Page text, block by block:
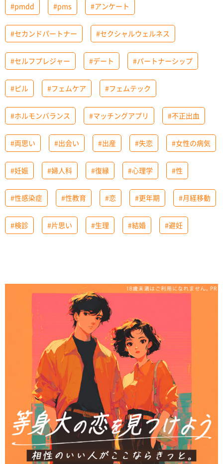
#pmdd #pms #アンケート
#セカンドパートナー #セクシャルウェルネス
#セルフプレジャー #デート #パートナーシップ
#ピル #フェムケア #フェムテック
#ホルモンバランス #マッチングアプリ #不正出血
#両思い #出会い #出産 #失恋 #女性の病気
#妊娠 #婦人科 #復縁 #心理学 #性
#性感染症 #性教育 #恋 #更年期 #月経移動
#検診 #片思い #生理 #結婚 #避妊